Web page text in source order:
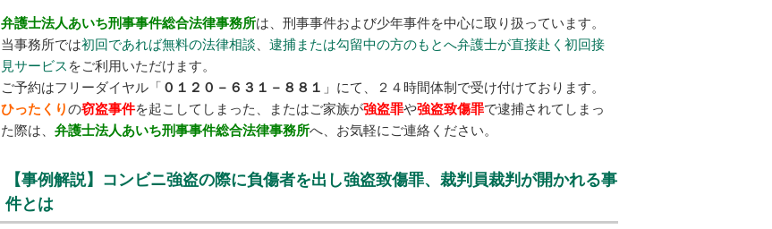
弁護士法人あいち刑事事件総合法律事務所は、刑事事件および少年事件を中心に取り扱っています。
当事務所では初回であれば無料の法律相談
逮捕または勾留中の方のもとへ弁護士が直接赴く初回接
見サービス をご利用いただけます。
ご予約はフリーダイヤル「 ０１２０－６３１－８８１ 」にて、２４時間体制で受け付けております。
ひったくりの窃盗事件を起こしてしまった、またはご家族が強盗罪や強盗致傷罪で逮捕されてしまっ
た際は、 弁護士法人あいち刑事事件総合法律事務所へ、お気軽にご連絡ください。
【事例解説】コンビニ強盗の際に負傷者を出し強盗致傷罪、裁判員裁判が開かれる事
件とは